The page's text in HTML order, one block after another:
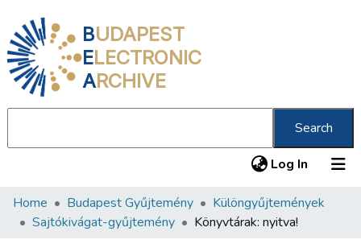
BUDAPEST
ELECTRONIC
ARCHIVE
Search
Log In (current)
Communities & Collections
Home Budapest Gyűjtemény
Különgyűjtemények
Sajtókivágat-gyűjtemény
Könyvtárak: nyitva!